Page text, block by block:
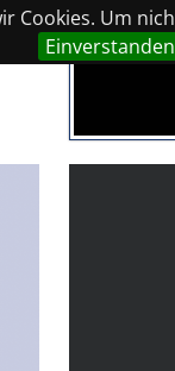
Cookies. Um
Einverstanden